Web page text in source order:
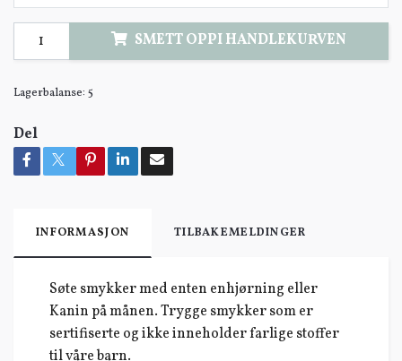
SMETT OPPI HANDLEKURVEN
Lagerbalanse: 5
Del
INFORMASJON TILBAKEMELDINGER
Søte smykker med enten enhjørning eller
Kanin på månen. Trygge smykker som er
sertifiserte og ikke inneholder farlige stoffer
til våre barn.